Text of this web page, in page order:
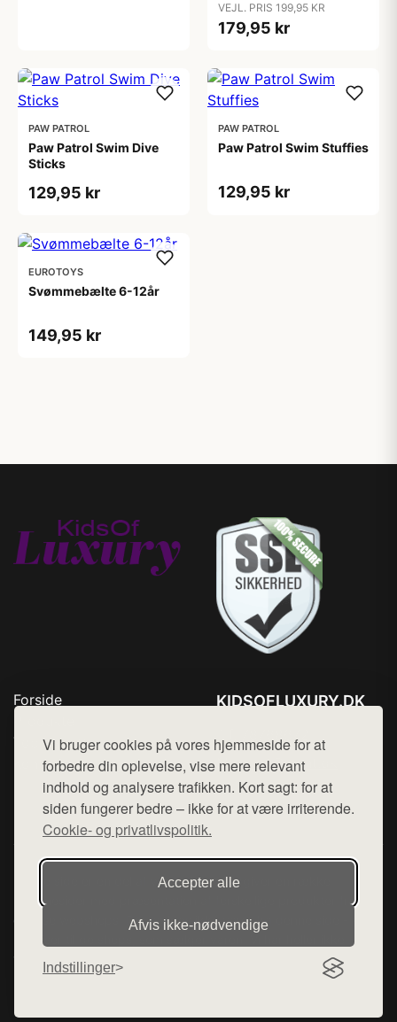
Vi bruger cookies på vores hjemmeside for at
forbedre din oplevelse, vise mere relevant
indhold og analysere trafikken. Kort sagt: for at
siden fungerer bedre – ikke for at være irriterende.
Cookie- og privatlivspolitik.
Accepter alle
Afvis ikke‑nødvendige
Indstillinger
VEJL. PRIS 199,95 KR
179,95 kr
PAW PATROL
Paw Patrol Swim Dive
Sticks
129,95 kr
PAW PATROL
Paw Patrol Swim Stuffies
129,95 kr
EUROTOYS
Svømmebælte 6-12år
149,95 kr
Forside
Top Rabatter
Kontakt
KIDSOFLUXURY.DK
Mail: hej@want.dk
Cookie- og privatlivspolitik
Denne side er en del af want.dk, der udgiver en række
hjemmesider med præsentation af forskellige produkter fra
diverse webshops. Der sælges ikke varer fra denne side - vi
henviser til de shops, som sælger varen. Vi har heller ikke
varerne på lager.